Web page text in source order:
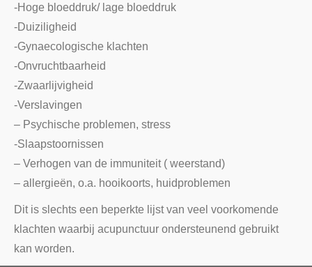
-Hoge bloeddruk/ lage bloeddruk
-Duiziligheid
-Gynaecologische klachten
-Onvruchtbaarheid
-Zwaarlijvigheid
-Verslavingen
– Psychische problemen, stress
-Slaapstoornissen
– Verhogen van de immuniteit ( weerstand)
– allergieën, o.a. hooikoorts, huidproblemen
Dit is slechts een beperkte lijst van veel voorkomende
klachten waarbij acupunctuur ondersteunend gebruikt
kan worden.